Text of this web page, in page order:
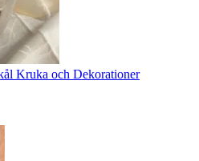
Kruka och Dekorationer